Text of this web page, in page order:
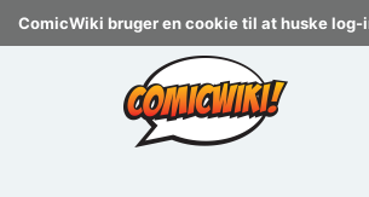
ComicWiki bruger en cookie til at huske